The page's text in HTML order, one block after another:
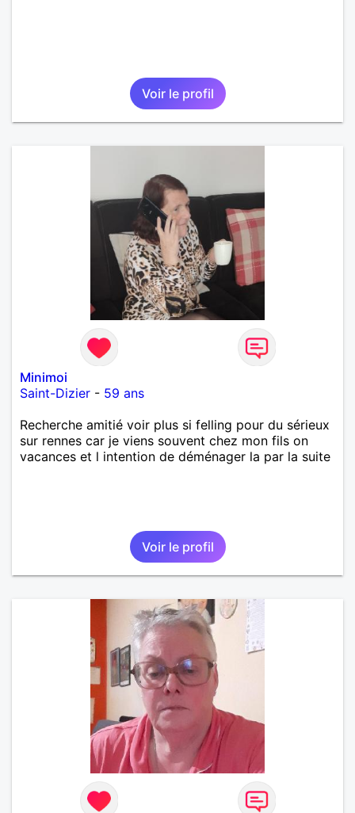
Voir le profil
Minimoi
Saint-Dizier - 59 ans
Recherche amitié voir plus si felling pour du sérieux
sur rennes car je viens souvent chez mon fils on
vacances et l intention de déménager la par la suite
Voir le profil